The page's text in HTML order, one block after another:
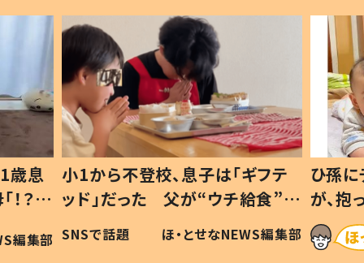
歳息
？」
編集部
小1から不登校、息子は「ギフテ
ッド」だった 父が“ウチ給食”を
作り続ける理由とは #令和の親
#令和の子
SNSで話題 ほ・とせなNEWS編集部
ひ孫
が、
「涙が
い」